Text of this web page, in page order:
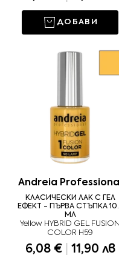
ДОБАВИ
Andreia Professional
КЛАСИЧЕСКИ ЛАК С ГЕЛ
ЕФЕКТ - ПЪРВА СТЪПКА
МЛ
Yellow HYBRID GEL FUSION
COLOR H59
6,08 € 11,90 лв